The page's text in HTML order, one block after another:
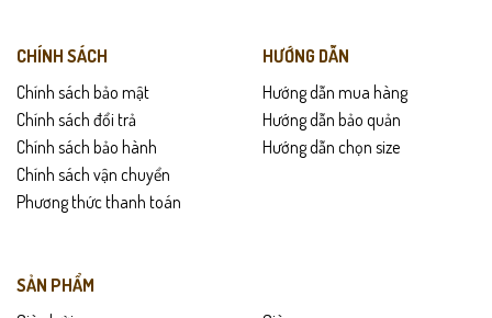
CHÍNH SÁCH
Chính sách bảo mật
Chính sách đổi trả
Chính sách bảo hành
Chính sách vận chuyển
Phương thức thanh toán
HƯỚNG DẪN
Hướng dẫn mua hàng
Hướng dẫn bảo quản
Hướng dẫn chọn size
SẢN PHẨM